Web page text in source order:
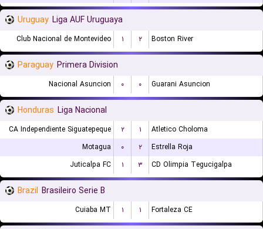
Uruguay Liga AUF Uruguaya
Club Nacional de Montevideo ۱ ۲ Boston River
Paraguay Primera Division
Nacional Asuncion ۰ ۰ Guarani Asuncion
Honduras Liga Nacional
CA Independiente Siguatepeque ۲ ۱
Atletico Choloma
Motagua
۰ ۲
Estrella Roja
Juticalpa FC
۱ ۳ CD Olimpia Tegucigalpa
Brazil Brasileiro Serie B
Cuiaba MT ۱ ۱ Fortaleza CE